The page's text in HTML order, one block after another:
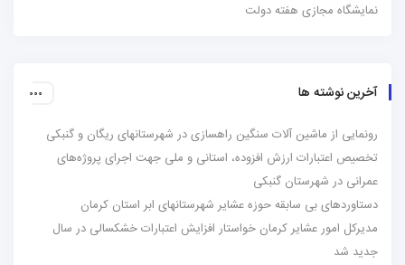
نمایشگاه مجازی هفته دولت
آخرین نوشته ها
رونمایی از ماشین آلات سنگین راهسازی در شهرستانهای ریگان و گنبکی
تخصیص اعتبارات ارزش افزوده، استانی و ملی جهت اجرای پروژه‌های
عمرانی در شهرستان گنبکی
دستاوردهای بی سابقه حوزه عشایر شهرستانهای ابر استان کرمان
مدیرکل امور عشایر کرمان خواستار افزایش اعتبارات خشکسالی در سال
جدید شد